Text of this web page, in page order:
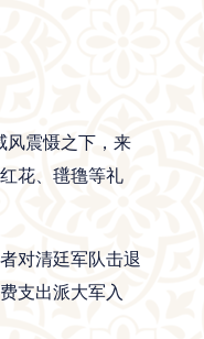
风震慑之下，来
花、氆氇等礼
对清廷军队击退
支出派大军入